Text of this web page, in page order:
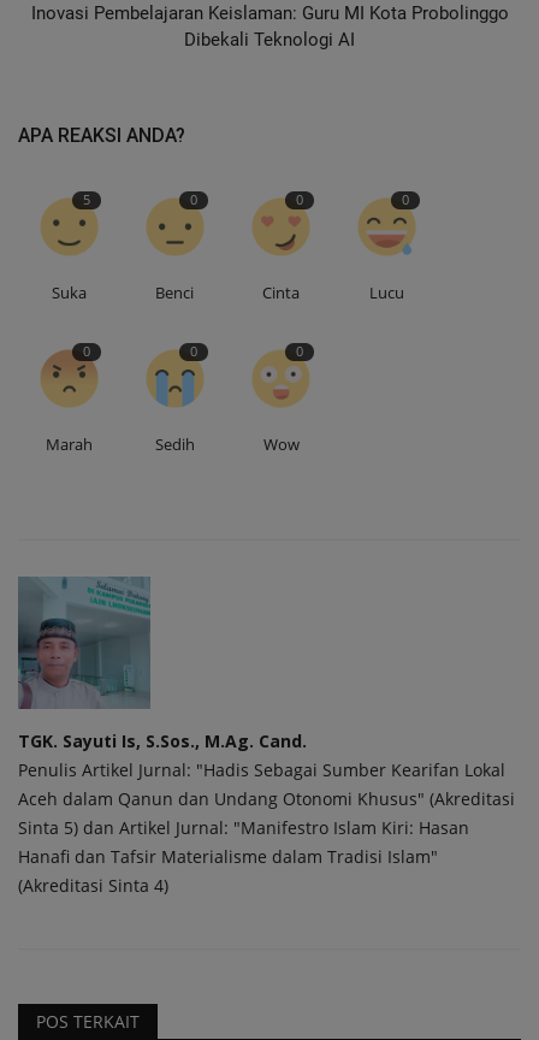
Inovasi Pembelajaran Keislaman: Guru MI Kota Probolinggo
Dibekali Teknologi AI
APA REAKSI ANDA?
5
Suka
0
Benci
0
Cinta
0
Lucu
0
Marah
0
Sedih
0
Wow
TGK. Sayuti Is, S.Sos., M.Ag. Cand.
Penulis Artikel Jurnal: "Hadis Sebagai Sumber Kearifan Lokal
Aceh dalam Qanun dan Undang Otonomi Khusus" (Akreditasi
Sinta 5) dan Artikel Jurnal: "Manifestro Islam Kiri: Hasan
Hanafi dan Tafsir Materialisme dalam Tradisi Islam"
(Akreditasi Sinta 4)
POS TERKAIT